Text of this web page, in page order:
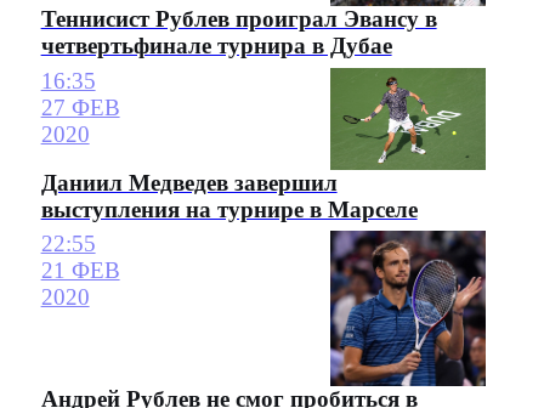
Теннисист Рублев проиграл Эвансу в
четвертьфинале турнира в Дубае
16:35
27 ФЕВ
2020
Даниил Медведев завершил
выступления на турнире в Марселе
22:55
21 ФЕВ
2020
Андрей Рублев не смог пробиться в